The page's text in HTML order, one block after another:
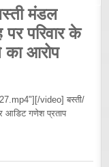
मंडल
परिवार के
का आरोप
video] बस्ती/
आडिट गणेश प्रताप